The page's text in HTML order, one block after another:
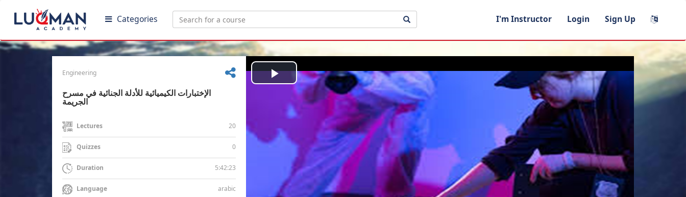
Categories I'm Instructor Login Sign Up
Engineering
الإختبارات الكيميائية للأدلة الجنائية في مسرح
الجريمة
Lectures 20
Quizzes 0
Duration 5:42:23
Language arabic
Play
Video